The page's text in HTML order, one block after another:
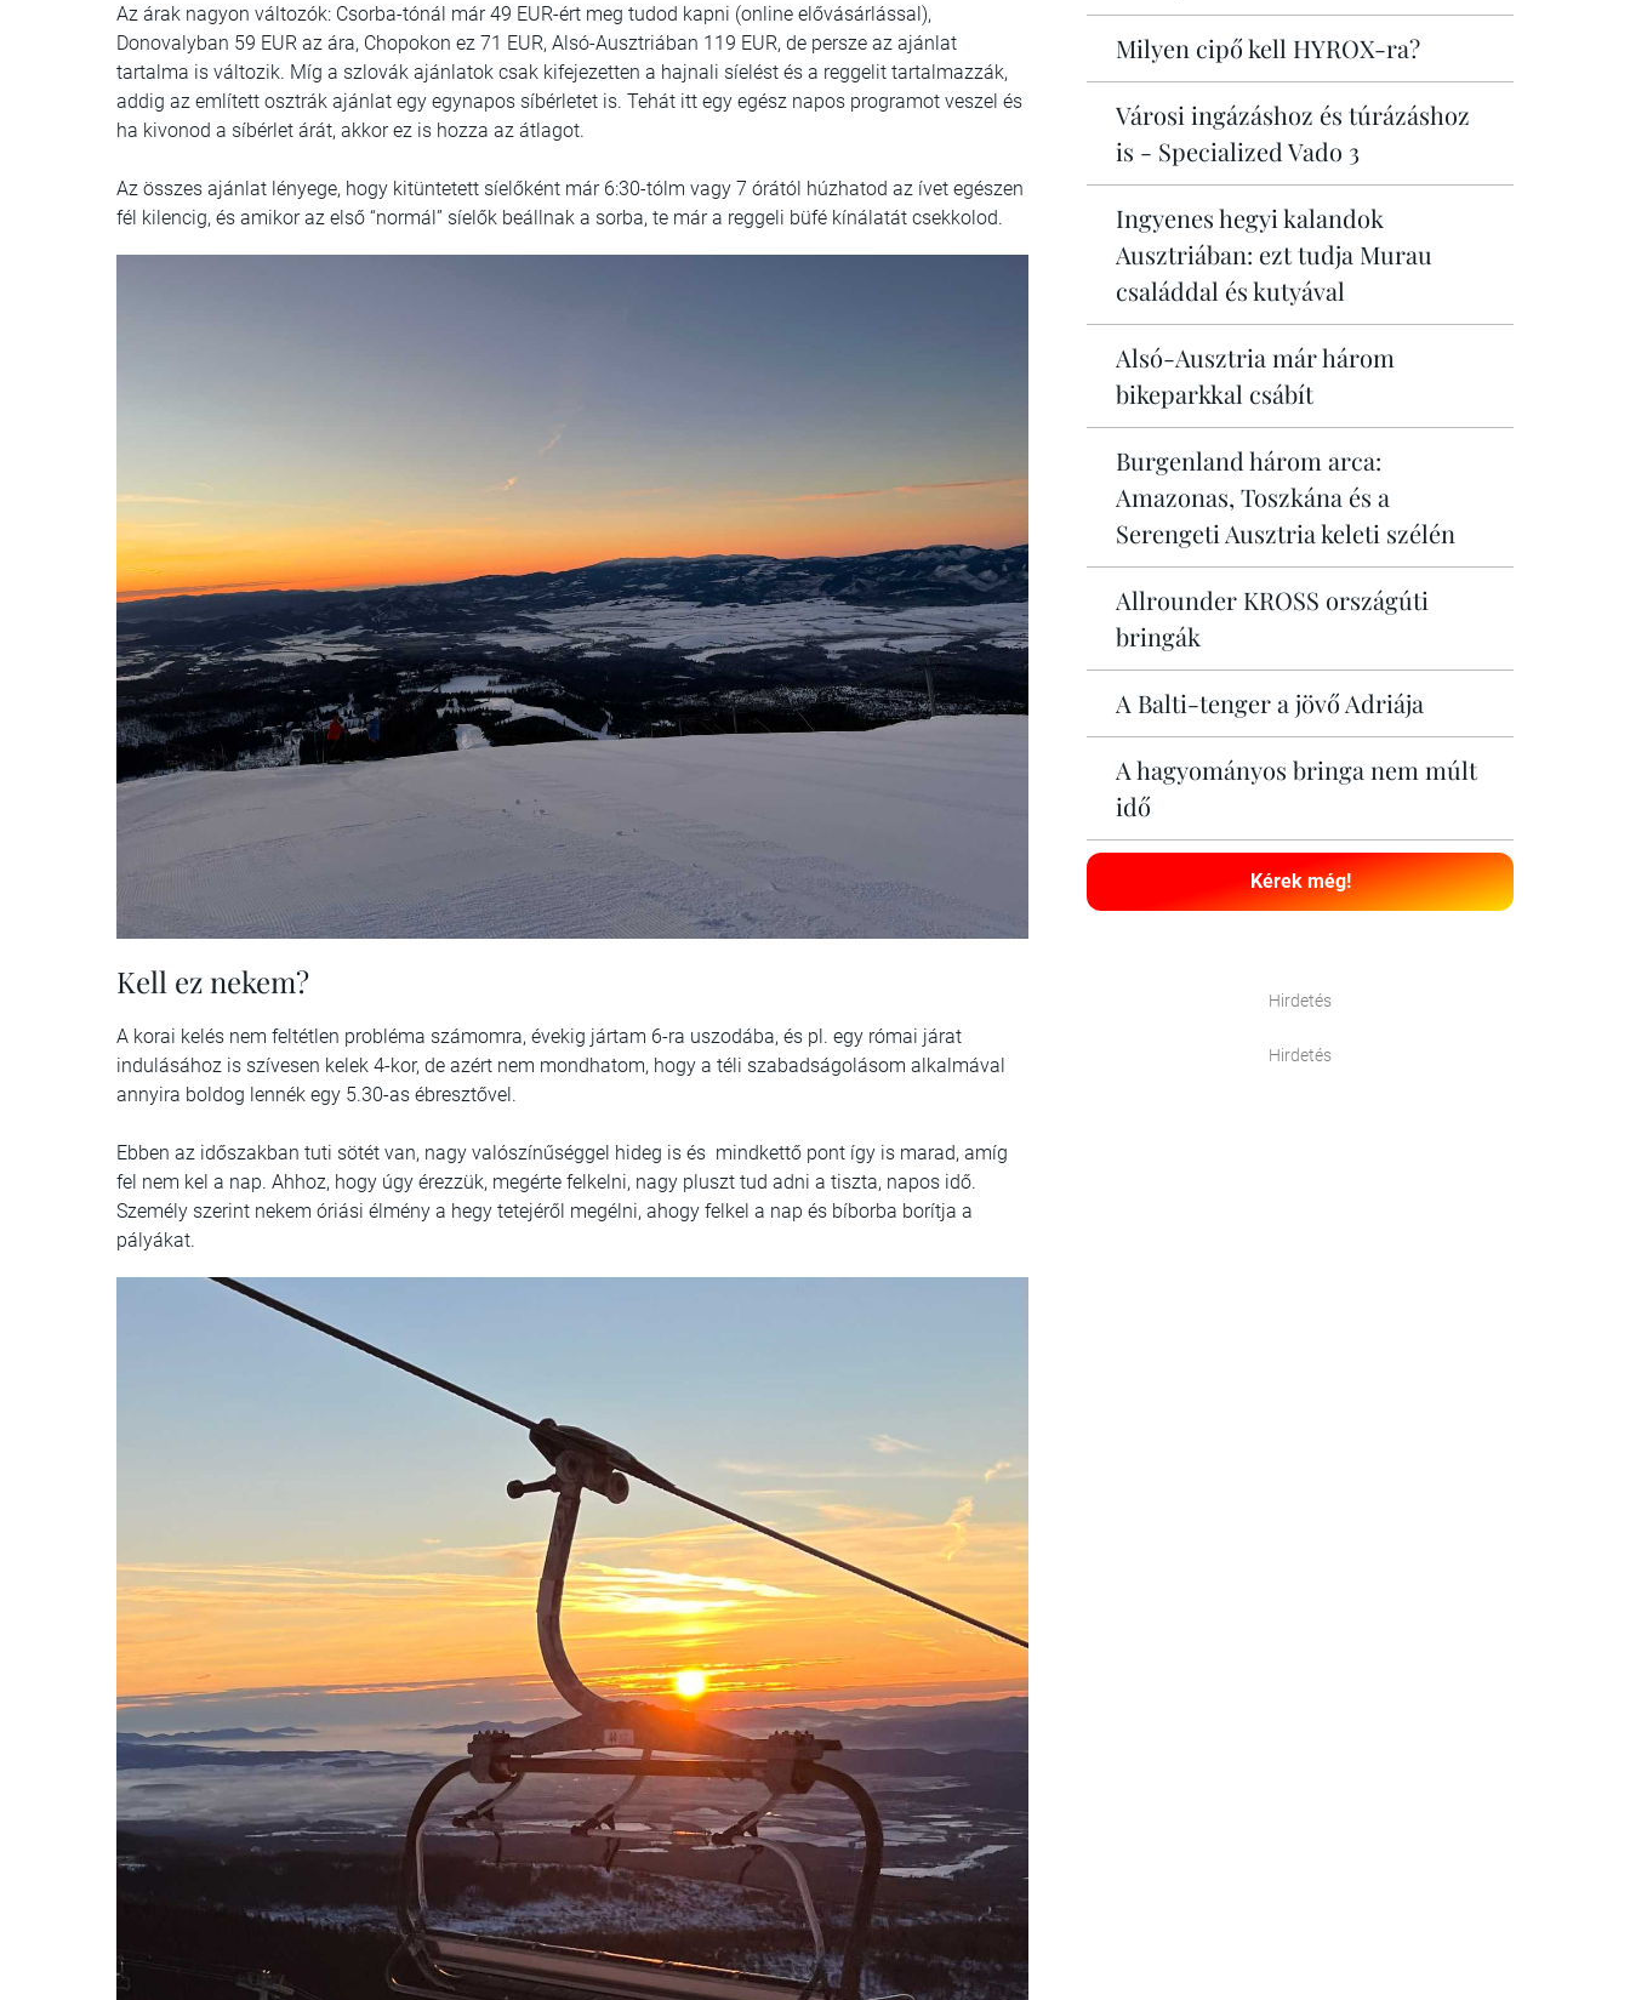
Az árak nagyon változók: Csorba-tónál már 49 EUR-ért meg tudod kapni (online elővásárlással),
Donovalyban 59 EUR az ára, Chopokon ez 71 EUR, Alsó-Ausztriában 119 EUR, de persze az ajánlat
tartalma is változik. Míg a szlovák ajánlatok csak kifejezetten a hajnali síelést és a reggelit tartalmazzák,
addig az említett osztrák ajánlat egy egynapos síbérletet is. Tehát itt egy egész napos programot veszel és
ha kivonod a síbérlet árát, akkor ez is hozza az átlagot.
Az összes ajánlat lényege, hogy kitüntetett síelőként már 6:30-tólm vagy 7 órától húzhatod az ívet egészen
fél kilencig, és amikor az első “normál” síelők beállnak a sorba, te már a reggeli büfé kínálatát csekkolod.
Kell ez nekem?
A korai kelés nem feltétlen probléma számomra, évekig jártam 6-ra uszodába, és pl. egy római járat
indulásához is szívesen kelek 4-kor, de azért nem mondhatom, hogy a téli szabadságolásom alkalmával
annyira boldog lennék egy 5.30-as ébresztővel.
Ebben az időszakban tuti sötét van, nagy valószínűséggel hideg is és mindkettő pont így is marad, amíg
fel nem kel a nap. Ahhoz, hogy úgy érezzük, megérte felkelni, nagy pluszt tud adni a tiszta, napos idő.
Személy szerint nekem óriási élmény a hegy tetejéről megélni, ahogy felkel a nap és bíborba borítja a
pályákat.
Milyen cipő kell HYROX-ra?
Városi ingázáshoz és túrázáshoz
is - Specialized Vado 3
Ingyenes hegyi kalandok
Ausztriában: ezt tudja Murau
családdal és kutyával
Alsó-Ausztria már három
bikeparkkal csábít
Burgenland három arca:
Amazonas, Toszkána és a
Serengeti Ausztria keleti szélén
Allrounder KROSS országúti
bringák
A Balti-tenger a jövő Adriája
A hagyományos bringa nem múlt
idő
Kérek még!
Hirdetés
Hirdetés